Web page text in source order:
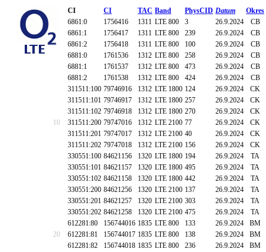
CI CI TAC Band PhysCID Datum Okres
6861:0
1756416 1311 LTE 800 3 26.9.2024 CB
6861:1
1756417 1311 LTE 800 239 26.9.2024 CB
6861:2
1756418 1311 LTE 800 100 26.9.2024 CB
6881:0
1761536 1312 LTE 800 258 26.9.2024 CB
6881:1
1761537 1312 LTE 800 473 26.9.2024 CB
6881:2
1761538 1312 LTE 800 424 26.9.2024 CB
311511:100 79746916 1312 LTE 1800 124 26.9.2024 CK
311511:101 79746917 1312 LTE 1800 257 26.9.2024 CK
311511:102 79746918 1312 LTE 1800 270 26.9.2024 CK
10
311511:200 79747016 1312 LTE 2100 77 26.9.2024 CK
311511:201 79747017 1312 LTE 2100 40 26.9.2024 CK
311511:202 79747018 1312 LTE 2100 156 26.9.2024 CK
330551:100 84621156 1320 LTE 1800 194 26.9.2024 TA
330551:101 84621157 1320 LTE 1800 495 26.9.2024 TA
330551:102 84621158 1320 LTE 1800 442 26.9.2024 TA
330551:200 84621256 1320 LTE 2100 137 26.9.2024 TA
330551:201 84621257 1320 LTE 2100 303 26.9.2024 TA
330551:202 84621258 1320 LTE 2100 475 26.9.2024 TA
612281:80
156744016 1835 LTE 800 133 26.9.2024 BM
20
612281:81 156744017 1835 LTE 800 138 26.9.2024 BM
612281:82
156744018 1835 LTE 800 236 26.9.2024 BM